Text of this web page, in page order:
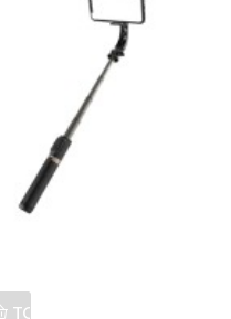
TOEVOEGEN AAN